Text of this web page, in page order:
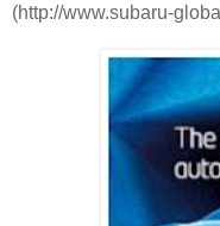
(http://www.subaru-